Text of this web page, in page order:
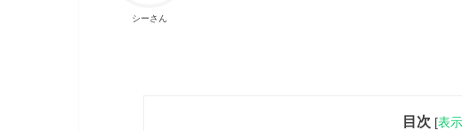
シーさん
目次 [表示